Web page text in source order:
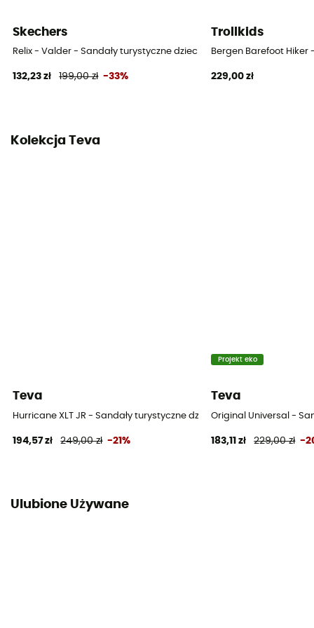
Skechers
Relix - Valder - Sandały turystyczne dziecięce
132,23 zł 199,00 zł -33%
Trollkids
Bergen Barefoot Hiker
229,00 zł
Kolekcja Teva
Teva
Hurricane XLT JR - Sandały turystyczne dziecięce
194,57 zł 249,00 zł -21%
Projekt eko
Teva
Original Universal -
183,11 zł 229,00 zł -
Ulubione Używane